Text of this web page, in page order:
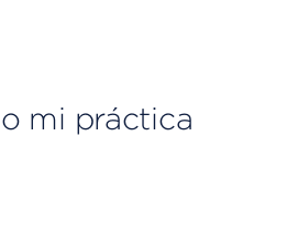
mi práctica